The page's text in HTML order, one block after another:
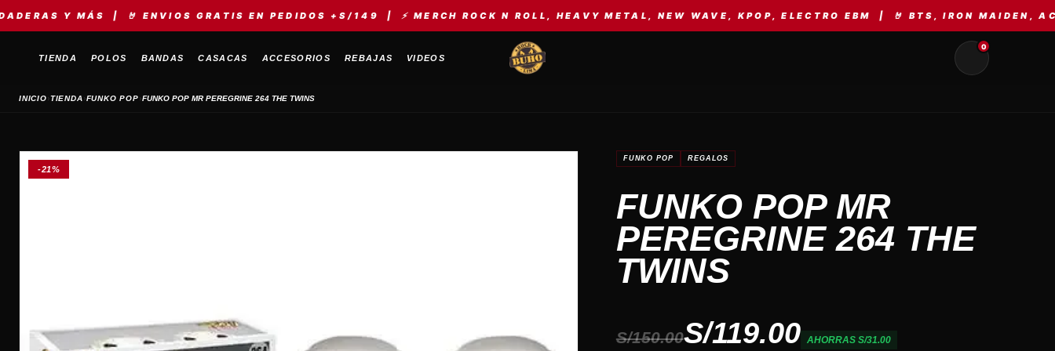
| 🤘 ENVIOS GRATIS EN PEDIDOS +S/149 | ⚡ MERCH ROCK N ROLL, HEAVY METAL, NEW WAVE, KPOP, ELECTRO EBM | 🤘 BTS, IRON MAIDEN, AC/DC,
TIENDA POLOS BANDAS CASACAS ACCESORIOS REBAJAS VIDEOS
0
INICIO›TIENDA›FUNKO POP›FUNKO POP MR PEREGRINE 264 THE TWINS
-21%
FUNKO POP REGALOS
FUNKO POP MR
PEREGRINE 264 THE
TWINS
S/150.00S/119.00 AHORRAS S/31.00